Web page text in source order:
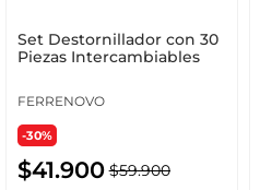
Set Destornillador con 30
Piezas Intercambiables
FERRENOVO
-30%
$41.900 $59.900